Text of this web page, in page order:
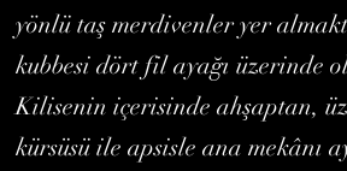
yönlü taş merdivenler yer
kubbesi dört fil ayağı üzerinde
Kilisenin içerisinde ahşaptan,
kürsüsü ile apsisle ana mekânı